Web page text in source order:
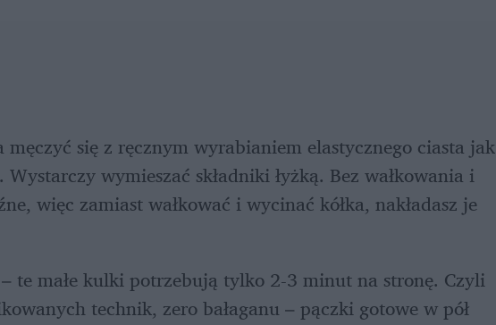
się z ręcznym wyrabianiem elastycznego ciasta jak
wymieszać składniki łyżką. Bez wałkowania i
więc zamiast wałkować i wycinać kółka, nakładasz je
te małe kulki potrzebują tylko 2-3 minut na stronę. Czyli
technik, zero bałaganu – pączki gotowe w pół